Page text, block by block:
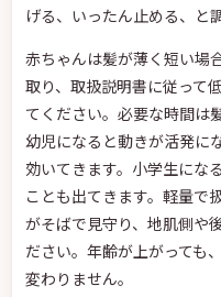
げる、いったん止める、と
赤ちゃんは髪が薄く短い場
取り、取扱説明書に従って
てください。必要な時間は
幼児になると動きが活発に
効いてきます。小学生にな
ことも出てきます。軽量で
がそばで見守り、地肌側や
ださい。年齢が上がっても
変わりません。